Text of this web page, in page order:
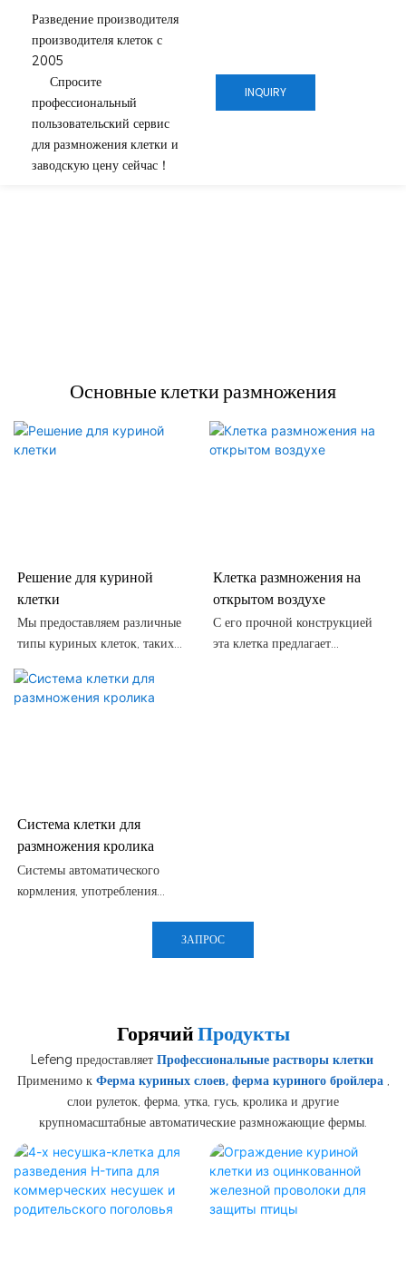
Разведение производителя
производителя клеток с
2005
Спросите
профессиональный
пользовательский сервис
для размножения клетки и
заводскую цену сейчас！
INQUIRY
Основные клетки размножения
Решение для куриной
клетки
Мы предоставляем различные
типы куриных клеток, таких
клетки, пять дверных куриных
клеток и т. Д.
Клетка размножения на
открытом воздухе
С его прочной конструкцией
эта клетка предлагает
Система клетки для
размножения кролика
Системы автоматического
кормления, употребления
ЗАПРОС
ГорячийПродукты
Lefeng предоставляет Профессиональные растворы клетки
Применимо к Ферма куриных слоев, ферма куриного бройлера ,
слои рулеток, ферма, утка, гусь, кролика и другие
крупномасштабные автоматические размножающие фермы.